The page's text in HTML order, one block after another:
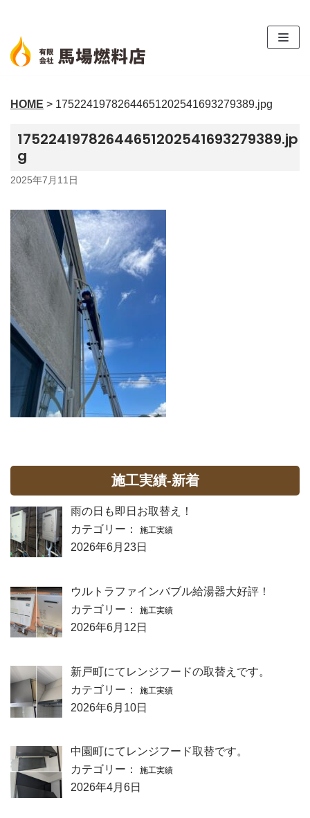
ン
テ
ン
へ
キ
ッ
プ
HOME > 17522419782644651202541693279389.jpg
17522419782644651202541693279389.jp
g
2025年7月11日
施工実績-新着
雨の日も即日お取替え！
カテゴリー：
施工実績
2026年6月23日
ウルトラファインバブル給湯器大好評！
カテゴリー：
施工実績
2026年6月12日
新戸町にてレンジフードの取替えです。
カテゴリー：
施工実績
2026年6月10日
中園町にてレンジフード取替です。
カテゴリー：
施工実績
2026年4月6日